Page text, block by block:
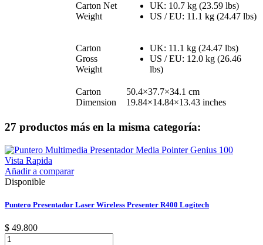
Carton Net
Weight
UK: 10.7 kg (23.59 lbs)
US / EU: 11.1 kg (24.47 lbs)
Carton
Gross
Weight
UK: 11.1 kg (24.47 lbs)
US / EU: 12.0 kg (26.46
lbs)
Carton
Dimension
50.4×37.7×34.1 cm
19.84×14.84×13.43 inches
27 productos más en la misma categoría:
Vista Rapida
Añadir a comparar
Disponible
Puntero Presentador Laser Wireless Presenter R400 Logitech
$ 49.800